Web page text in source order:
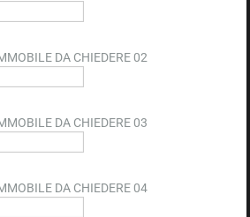
DA CHIEDERE 02
DA CHIEDERE 03
DA CHIEDERE 04